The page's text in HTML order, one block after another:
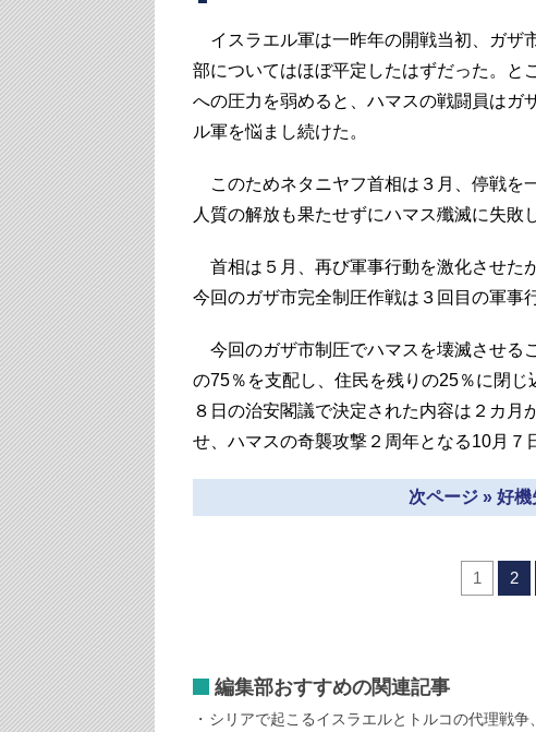
イスラエル軍は一昨年の開戦当初、ガザ
部についてはほぼ平定したはずだった。と
への圧力を弱めると、ハマスの戦闘員はガ
ル軍を悩まし続けた。
このためネタニヤフ首相は３月、停戦を
人質の解放も果たせずにハマス殲滅に失敗
首相は５月、再び軍事行動を激化させた
今回のガザ市完全制圧作戦は３回目の軍事
今回のガザ市制圧でハマスを壊滅させる
の75％を支配し、住民を残りの25％に閉
８日の治安閣議で決定された内容は２カ月
せ、ハマスの奇襲攻撃２周年となる10月７
次ページ » 好
1 2
編集部おすすめの関連記事
シリアで起こるイスラエルとトルコの代理戦